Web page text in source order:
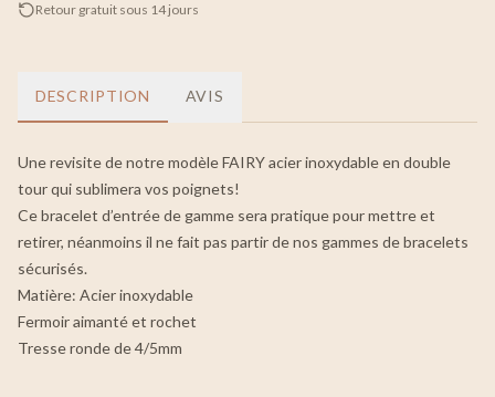
Retour gratuit sous 14 jours
DESCRIPTION AVIS
Une revisite de notre modèle FAIRY acier inoxydable en double
tour qui sublimera vos poignets!
Ce bracelet d’entrée de gamme sera pratique pour mettre et
retirer, néanmoins il ne fait pas partir de nos gammes de bracelets
sécurisés.
Matière: Acier inoxydable
Fermoir aimanté et rochet
Tresse ronde de 4/5mm